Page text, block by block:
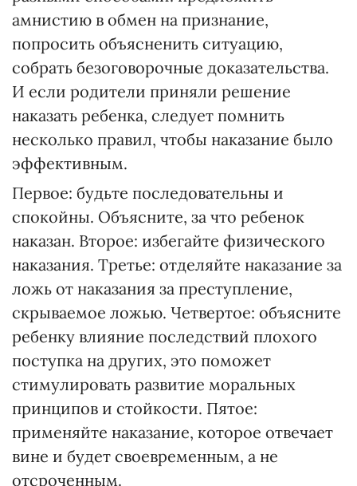
амнистию в обмен на признание,
попросить объясненить ситуацию,
собрать безоговорочные доказательства.
И если родители приняли решение
наказать ребенка, следует помнить
несколько правил, чтобы наказание было
эффективным.
Первое: будьте последовательны и
спокойны. Объясните, за что ребенок
наказан. Второе: избегайте физического
наказания. Третье: отделяйте наказание за
ложь от наказания за преступление,
скрываемое ложью. Четвертое: объясните
ребенку влияние последствий плохого
поступка на других, это поможет
стимулировать развитие моральных
принципов и стойкости. Пятое:
применяйте наказание, которое отвечает
вине и будет своевременным, а не
отсроченным.